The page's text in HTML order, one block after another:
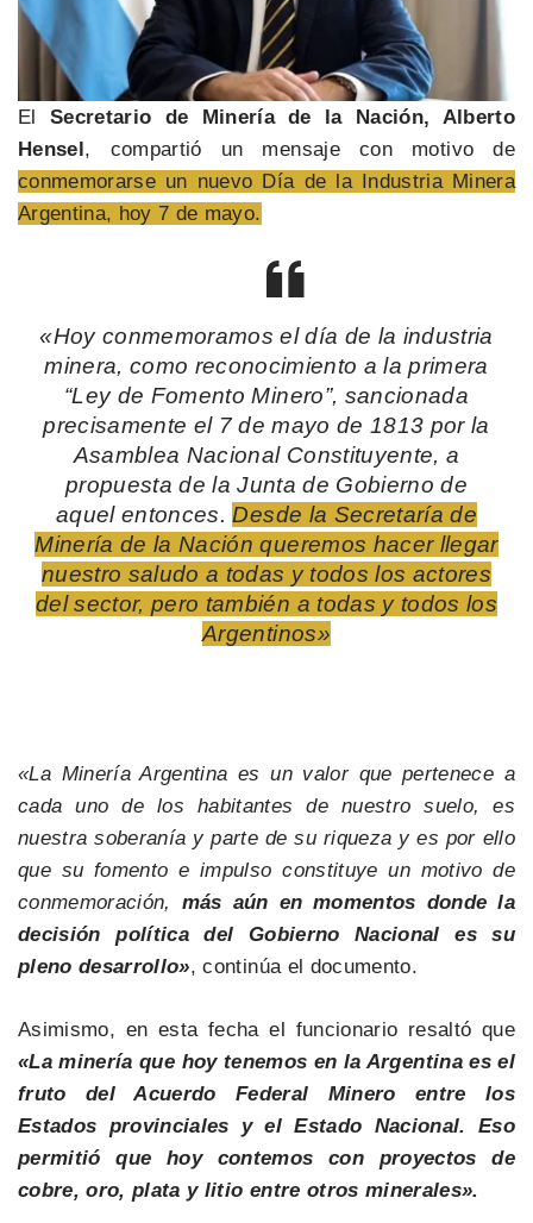
El Secretario de Minería de la Nación, Alberto
Hensel, compartió un mensaje con motivo de
conmemorarse un nuevo Día de la Industria Minera
Argentina, hoy 7 de mayo.
«Hoy conmemoramos el día de la industria
minera, como reconocimiento a la primera
“Ley de Fomento Minero”, sancionada
precisamente el 7 de mayo de 1813 por la
Asamblea Nacional Constituyente, a
propuesta de la Junta de Gobierno de
aquel entonces.Desde la Secretaría de
Minería de la Nación queremos hacer llegar
nuestro saludo a todas y todos los actores
del sector, pero también a todas y todos los
Argentinos»
«La Minería Argentina es un valor que pertenece a
cada uno de los habitantes de nuestro suelo, es
nuestra soberanía y parte de su riqueza y es por ello
que su fomento e impulso constituye un motivo de
conmemoración, más aún en momentos donde la
decisión política del Gobierno Nacional es su
pleno desarrollo», continúa el documento.
Asimismo, en esta fecha el funcionario resaltó que
«La minería que hoy tenemos en la Argentina es el
fruto del Acuerdo Federal Minero entre los
Estados provinciales y el Estado Nacional. Eso
permitió que hoy contemos con proyectos de
cobre, oro, plata y litio entre otros minerales».